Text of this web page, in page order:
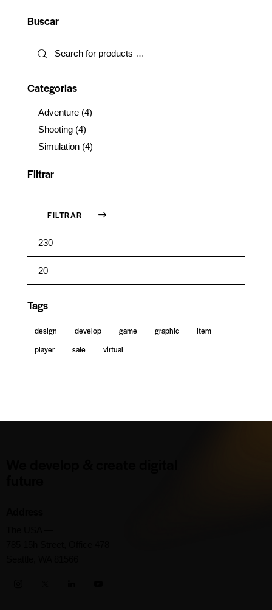
Buscar
Categorias
Adventure (4)
Shooting (4)
Simulation (4)
Filtrar
FILTRAR
Tags
design develop game graphic
item
player
sale virtual